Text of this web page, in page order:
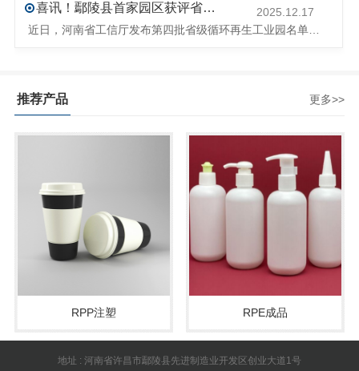
喜讯！鄢陵县首家园区获评省级循环再生工业园
2025.12.17
推荐产品 更多>>
RPP注塑 RPE成品
地址 : 河南省许昌市鄢陵县先进制造业开发区创业大道1号